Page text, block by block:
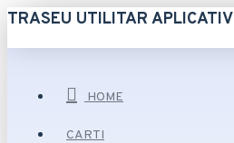
TRASEU UTILITAR APLICATIV
HOME
CARTI